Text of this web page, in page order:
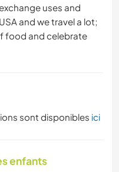
uses and
and we travel a lot;
food and celebrate
sont disponibles ici
enfants